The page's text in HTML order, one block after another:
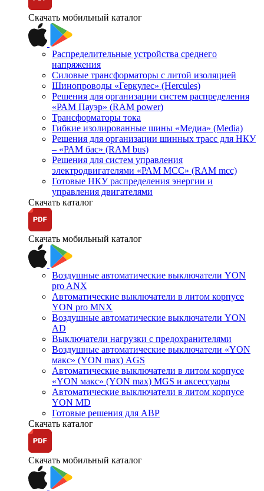
Скачать мобильный каталог
Распределительные устройства среднего
напряжения
Силовые трансформаторы с литой изоляцией
Шинопроводы «Геркулес» (Hercules)
Решения для организации систем распределения
«РАМ Пауэр» (RAM power)
Трансформаторы тока
Гибкие изолированные шины «Медиа» (Media)
Решения для организации шинных трасс для НКУ
– «РАМ бас» (RAM bus)
Решения для систем управления
электродвигателями «РАМ МСС» (RAM mcc)
Готовые НКУ распределения энергии и
управления двигателями
Скачать каталог
Скачать мобильный каталог
Воздушные автоматические выключатели YON
pro ANX
Автоматические выключатели в литом корпусе
YON pro MNX
Воздушные автоматические выключатели YON
AD
Выключатели нагрузки с предохранителями
Воздушные автоматические выключатели «YON
макс» (YON max) AGS
Автоматические выключатели в литом корпусе
«YON макс» (YON max) MGS и аксессуары
Автоматические выключатели в литом корпусе
YON MD
Готовые решения для АВР
Скачать каталог
Скачать мобильный каталог